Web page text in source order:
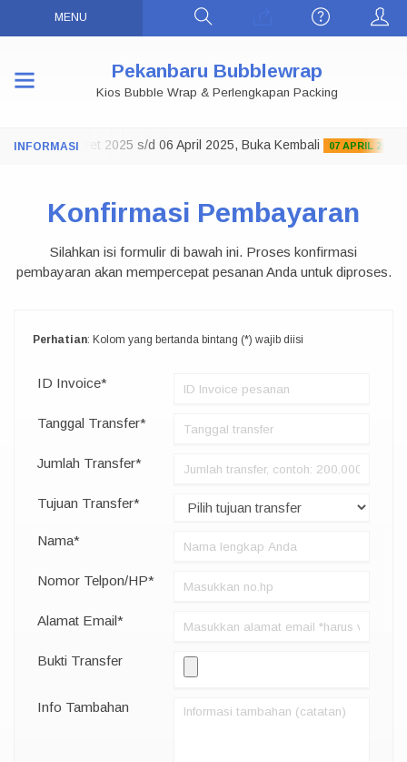
MENU
Pekanbaru Bubblewrap
Kios Bubble Wrap & Perlengkapan Packing
29 Maret 2025 s/d 06 April 2025, Buka Kembali 07 APRIL 2025
Konfirmasi Pembayaran
Silahkan isi formulir di bawah ini. Proses konfirmasi
pembayaran akan mempercepat pesanan Anda untuk diproses.
Perhatian: Kolom yang bertanda bintang (*) wajib diisi
ID Invoice*
Tanggal Transfer*
Jumlah Transfer*
Tujuan Transfer*
Nama*
Nomor Telpon/HP*
Alamat Email*
Bukti Transfer
Info Tambahan